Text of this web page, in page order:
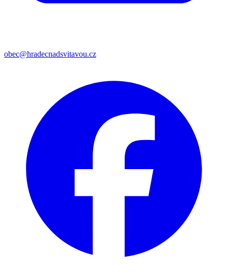
obec@hradecnadsvitavou.cz